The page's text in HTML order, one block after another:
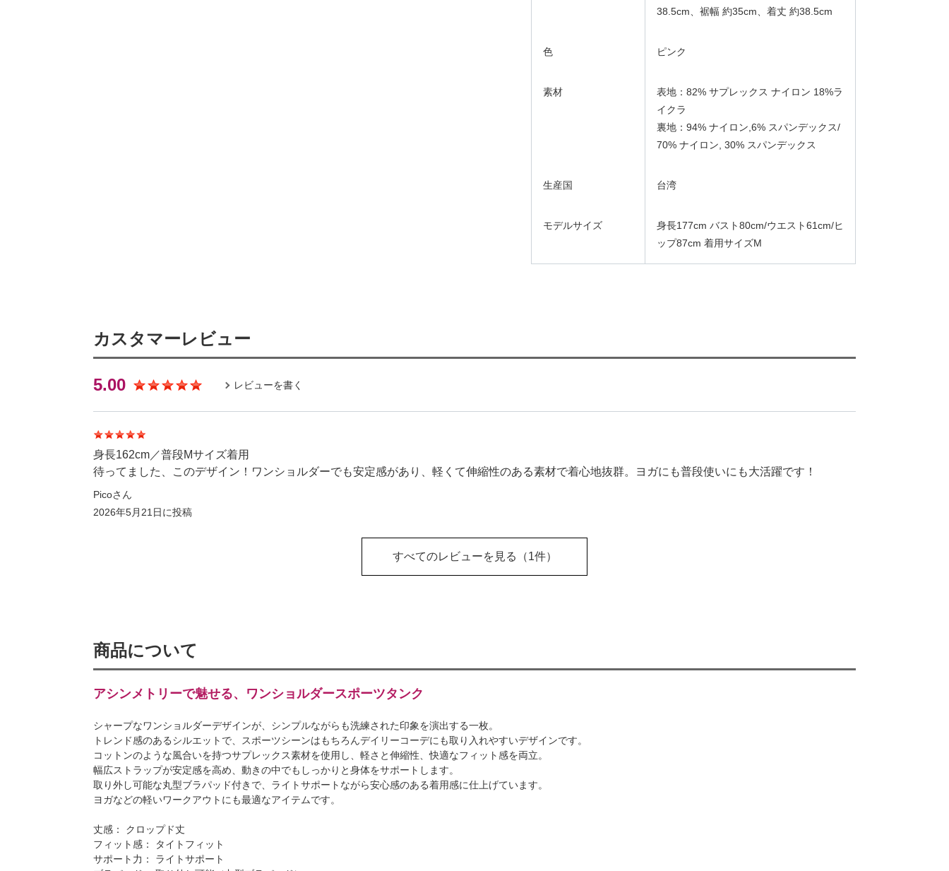
38.5cm、裾幅 約35cm、着丈 約38.5cm
色 ピンク
素材
表地：82% サプレックス ナイロン 18%ラ
イクラ
裏地：94% ナイロン,6% スパンデックス/
70% ナイロン, 30% スパンデックス
生産国 台湾
モデルサイズ
身長177cm バスト80cm/ウエスト61cm/ヒ
ップ87cm 着用サイズM
カスタマーレビュー
5.00 レビューを書く
身長162cm／普段Mサイズ着用
待ってました、このデザイン！ワンショルダーでも安定感があり、軽くて伸縮性のある素材で着心地抜群。ヨガにも普段使いにも大活躍です！
Picoさん
2026年5月21日に投稿
すべてのレビューを見る （1件）
商品について
アシンメトリーで魅せる、ワンショルダースポーツタンク
シャープなワンショルダーデザインが、シンプルながらも洗練された印象を演出する一枚。
トレンド感のあるシルエットで、スポーツシーンはもちろんデイリーコーデにも取り入れやすいデザインです。
コットンのような風合いを持つサプレックス素材を使用し、軽さと伸縮性、快適なフィット感を両立。
幅広ストラップが安定感を高め、動きの中でもしっかりと身体をサポートします。
取り外し可能な丸型ブラパッド付きで、ライトサポートながら安心感のある着用感に仕上げています。
ヨガなどの軽いワークアウトにも最適なアイテムです。
丈感： クロップド丈
フィット感： タイトフィット
サポート力： ライトサポート